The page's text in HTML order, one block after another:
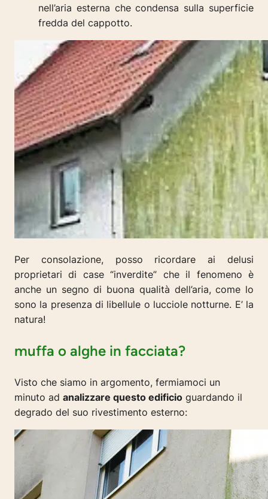
nell’aria esterna che condensa sulla superficie
fredda del cappotto.
Per consolazione, posso ricordare ai delusi
proprietari di case “inverdite” che il fenomeno è
anche un segno di buona qualità dell’aria, come lo
sono la presenza di libellule o lucciole notturne. E’ la
natura!
muffa o alghe in facciata?
Visto che siamo in argomento, fermiamoci un
minuto ad analizzare questo edificio guardando il
degrado del suo rivestimento esterno: